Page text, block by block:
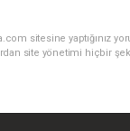
sitesine yaptığınız
site yönetimi hiçbir